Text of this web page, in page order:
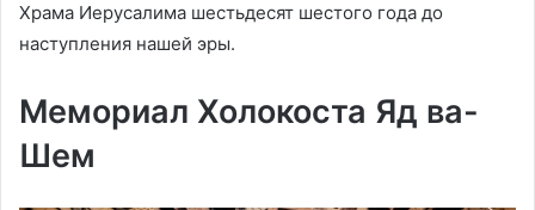
Храма Иерусалима шестьдесят шестого года до
наступления нашей эры.
Мемориал Холокоста Яд ва-
Шем